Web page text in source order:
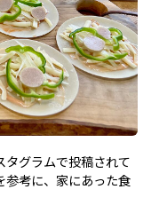
グラムで投稿されて
参考に、家にあった食